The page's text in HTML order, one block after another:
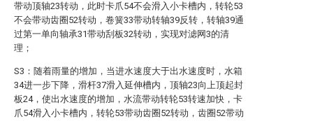
带动顶轴23转动，此时卡爪54不会滑入小卡槽内，转轮53
不会带动齿圈52转动，卷簧33带动转轴39反转，转轴39通
过第一单向轴承31带动刮板32转动，实现对滤网3的清
理；
S3：随着雨量的增加，当进水速度大于出水速度时，水箱
34进一步下降，滑杆37滑入延伸槽内，顶轴23向上顶起封
板24，使出水速度的增加，水流带动转轮53转速加快，卡
爪54滑入小卡槽内，转轮53带动齿圈52转动，齿圈52带动